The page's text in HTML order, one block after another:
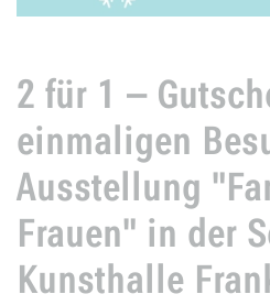
2 für 1 –
einmaligen
Ausstellung
Frauen" in der
Kunsthalle